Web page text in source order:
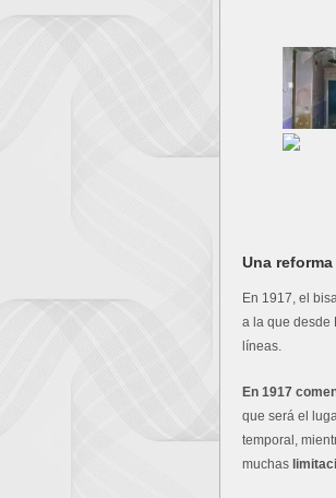
Una
En 1917, el
a la que desde
líneas.
En 1917
que será el
temporal,
muchas